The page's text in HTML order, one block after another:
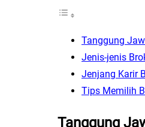
Tanggung
Jenis-jenis
Jenjang Karir
Tips Memilih
Tanggung